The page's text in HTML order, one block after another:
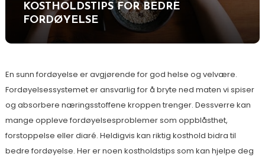
KOSTHOLDSTIPS FOR BEDRE
FORDØYELSE
En sunn fordøyelse er avgjørende for god helse og velvære.
Fordøyelsessystemet er ansvarlig for å bryte ned maten vi spiser
og absorbere næringsstoffene kroppen trenger. Dessverre kan
mange oppleve fordøyelsesproblemer som oppblåsthet,
forstoppelse eller diaré. Heldigvis kan riktig kosthold bidra til
bedre fordøyelse. Her er noen kostholdstips som kan hjelpe deg